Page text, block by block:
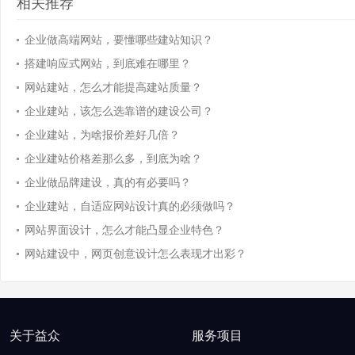
相关推荐
企业做高端网站，要懂哪些建站知识？
搭建响应式网站，到底难在哪里？
网站建站，怎么才能提高建站质量？
企业建站，该怎么选靠谱的建设公司？
企业建站，为啥报价差好几倍？
企业建站价格差那么多，到底为啥？
企业做品牌建设，真的有必要吗？
企业建站，自适应网站设计真的必须做吗？
网站界面设计，怎么才能凸显企业特色？
网站建设中，网页创意设计怎么表现才出彩？
关于益众 服务项目